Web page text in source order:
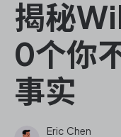
ONES
揭秘
0个你
事实
Eric Chen